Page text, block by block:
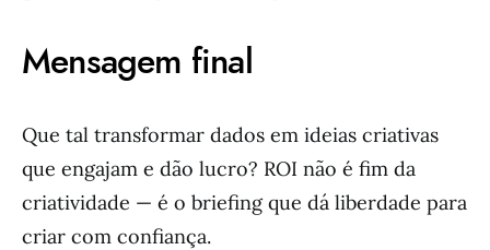
Mensagem final
Que tal transformar dados em ideias criativas
que engajam e dão lucro? ROI não é fim da
criatividade — é o briefing que dá liberdade para
criar com confiança.